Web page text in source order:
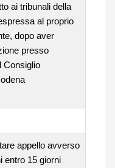
ai tribunali della
al proprio
dopo aver
presso
Consiglio
appello avverso
entro 15 giorni